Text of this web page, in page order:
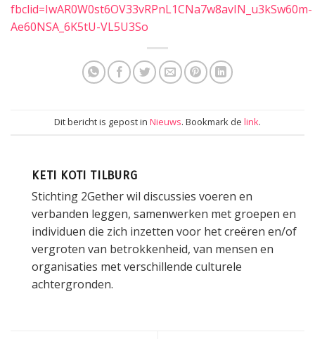
fbclid=IwAR0W0st6OV33vRPnL1CNa7w8avIN_u3kSw60m-
Ae60NSA_6K5tU-VL5U3So
Dit bericht is gepost in Nieuws. Bookmark de link.
KETI KOTI TILBURG
Stichting 2Gether wil discussies voeren en
verbanden leggen, samenwerken met groepen en
individuen die zich inzetten voor het creëren en/of
vergroten van betrokkenheid, van mensen en
organisaties met verschillende culturele
achtergronden.